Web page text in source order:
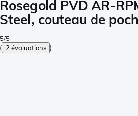
Rosegold PVD AR-
Steel, couteau de
5/5
( 2 évaluations )